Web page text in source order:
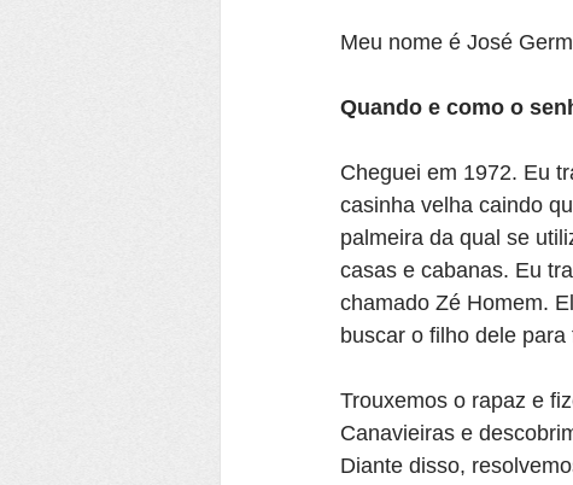
Meu nome é José
Quando e como o
Cheguei em 1972. Eu
casinha velha caindo
palmeira da qual se
casas e cabanas. Eu
chamado Zé Homem.
buscar o filho dele
Trouxemos o rapaz e
Canavieiras e
Diante disso,